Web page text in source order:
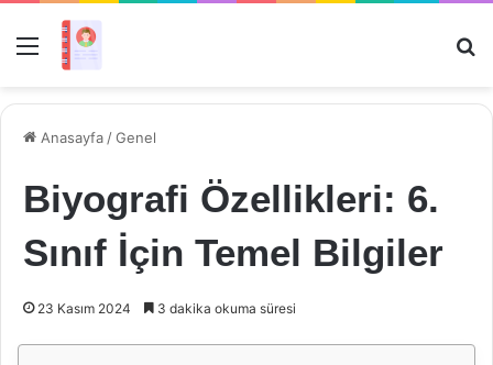
Menü
Anasayfa /Genel
Biyografi Özellikleri: 6.
Sınıf İçin Temel Bilgiler
23 Kasım 2024 3 dakika okuma süresi